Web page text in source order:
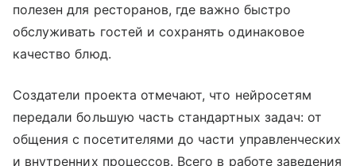
полезен для ресторанов, где важно быстро
обслуживать гостей и сохранять одинаковое
качество блюд.
Создатели проекта отмечают, что нейросетям
передали большую часть стандартных задач: от
общения с посетителями до части управленческих
и внутренних процессов. Всего в работе заведения